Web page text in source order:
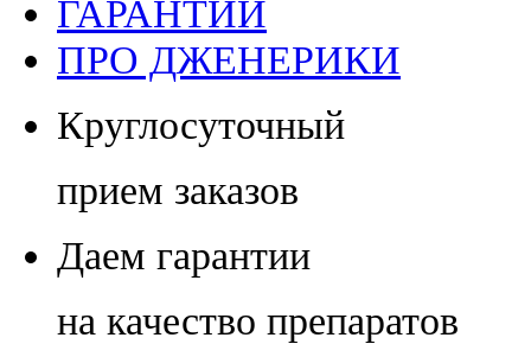
ГАРАНТИИ
ПРО ДЖЕНЕРИКИ
Круглосуточный
прием заказов
Даем гарантии
на качество препаратов